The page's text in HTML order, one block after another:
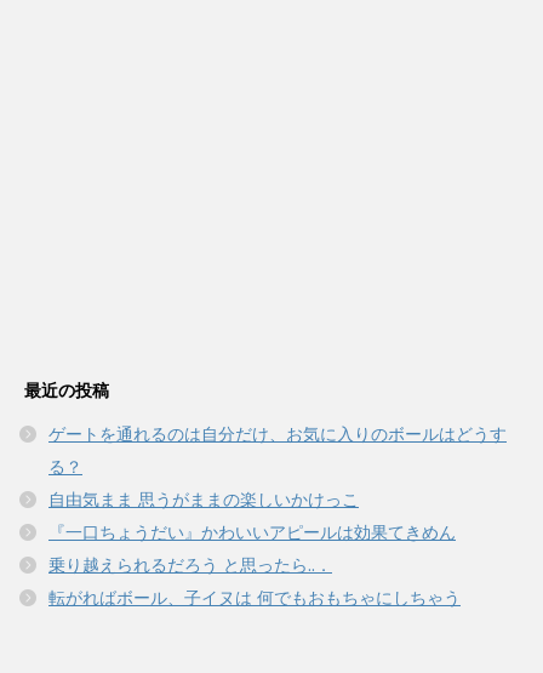
最近の投稿
ゲートを通れるのは自分だけ、お気に入りのボールはどうす
る？
自由気まま 思うがままの楽しいかけっこ
『一口ちょうだい』かわいいアピールは効果てきめん
乗り越えられるだろう と思ったら..．
転がればボール、子イヌは 何でもおもちゃにしちゃう